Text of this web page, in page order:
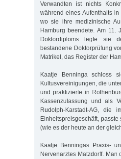
Verwandten ist nichts
während eines Aufenthalts
wo sie ihre medizinische
Hamburg beendete. Am 11.
Doktordiploms legte sie
bestandene Doktorprüfung
Matrikel, das Register der
Kaatje Benninga schloss
Kultusvereinigungen, die
und praktizierte in
Kassenzulassung und als
Rudolph-Karstadt-AG, die
Einheitspreisgeschäft,
(wie es der heute an der
Kaatje Benningas Praxis-
Nervenarztes Matzdorff.